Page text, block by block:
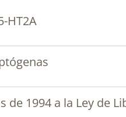
HT2A
de 1994 a la Ley de